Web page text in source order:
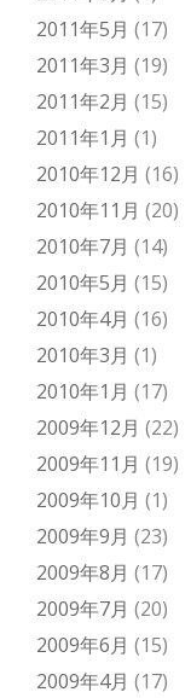
2011年5月 (17)
2011年3月 (19)
2011年2月 (15)
2011年1月 (1)
2010年12月 (16)
2010年11月 (20)
2010年7月 (14)
2010年5月 (15)
2010年4月 (16)
2010年3月 (1)
2010年1月 (17)
2009年12月 (22)
2009年11月 (19)
2009年10月 (1)
2009年9月 (23)
2009年8月 (17)
2009年7月 (20)
2009年6月 (15)
2009年4月 (17)